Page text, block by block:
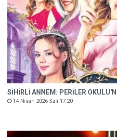
SİHİRLİ ANNEM: PERİLER
14 Nisan 2026 Salı 17:20